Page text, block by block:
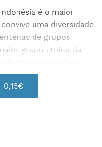
é o maior
uma diversidade
de grupos
grupo étnico da
de Java Oriental
0,15€